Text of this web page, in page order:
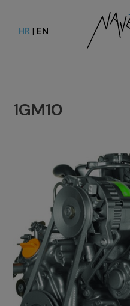
HR | EN
1GM10